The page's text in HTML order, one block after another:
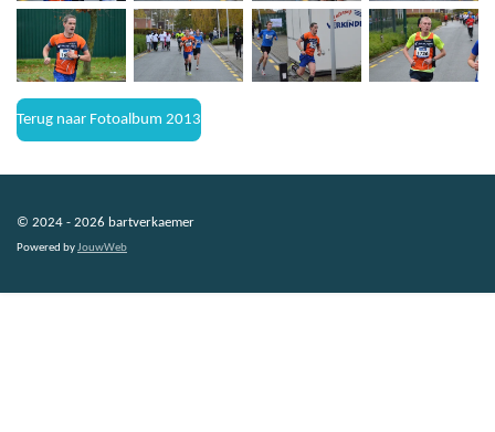
Terug naar Fotoalbum 2013
© 2024 - 2026 bartverkaemer
Powered byJouwWeb